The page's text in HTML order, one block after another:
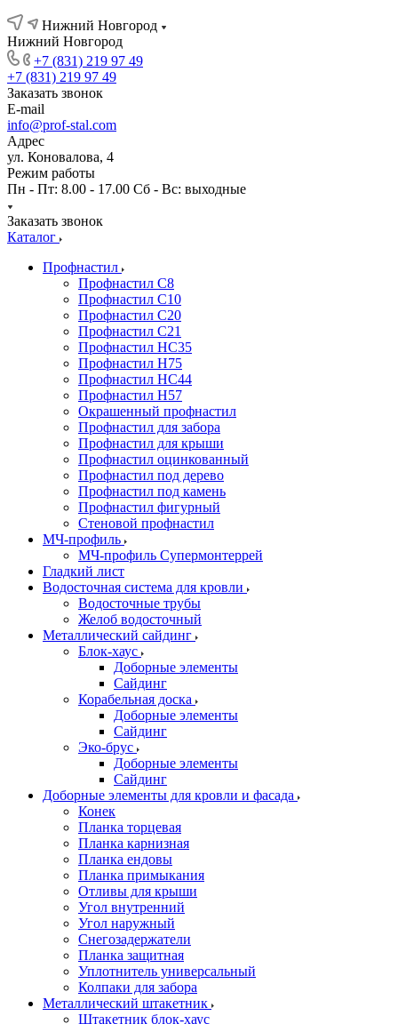
Нижний Новгород
Нижний Новгород
+7 (831) 219 97 49
+7 (831) 219 97 49
Заказать звонок
E-mail
info@prof-stal.com
Адрес
ул. Коновалова, 4
Режим работы
Пн - Пт: 8.00 - 17.00 Сб - Вс: выходные
Заказать звонок
Каталог
Профнастил
Профнастил С8
Профнастил С10
Профнастил С20
Профнастил С21
Профнастил НС35
Профнастил Н75
Профнастил HC44
Профнастил Н57
Окрашенный профнастил
Профнастил для забора
Профнастил для крыши
Профнастил оцинкованный
Профнастил под дерево
Профнастил под камень
Профнастил фигурный
Стеновой профнастил
МЧ-профиль
МЧ-профиль Супермонтеррей
Гладкий лист
Водосточная система для кровли
Водосточные трубы
Желоб водосточный
Металлический сайдинг
Блок-хаус
Доборные элементы
Сайдинг
Корабельная доска
Доборные элементы
Сайдинг
Эко-брус
Доборные элементы
Сайдинг
Доборные элементы для кровли и фасада
Конек
Планка торцевая
Планка карнизная
Планка ендовы
Планка примыкания
Отливы для крыши
Угол внутренний
Угол наружный
Снегозадержатели
Планка защитная
Уплотнитель универсальный
Колпаки для забора
Металлический штакетник
Штакетник блок-хаус